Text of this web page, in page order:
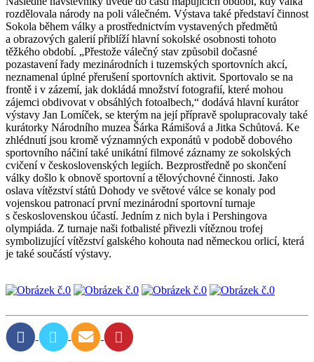
rozdělovala národy na poli válečném. Výstava také představí činnost
Sokola během války a prostřednictvím vystavených předmětů
a obrazových galerií přiblíží hlavní sokolské osobnosti tohoto
těžkého období. „Přestože válečný stav způsobil dočasné
pozastavení řady mezinárodních i tuzemských sportovních akcí,
neznamenal úplné přerušení sportovních aktivit. Sportovalo se na
frontě i v zázemí, jak dokládá množství fotografií, které mohou
zájemci obdivovat v obsáhlých fotoalbech,“ dodává hlavní kurátor
výstavy Jan Lomíček, se kterým na její přípravě spolupracovaly také
kurátorky Národního muzea Šárka Rámišová a Jitka Schůtová. Ke
zhlédnutí jsou kromě významných exponátů v podobě dobového
sportovního náčiní také unikátní filmové záznamy ze sokolských
cvičení v československých legiích. Bezprostředně po skončení
války došlo k obnově sportovní a tělovýchovné činnosti. Jako
oslava vítězství států Dohody ve světové válce se konaly pod
vojenskou patronací první mezinárodní sportovní turnaje
s československou účastí. Jedním z nich byla i Pershingova
olympiáda. Z turnaje naši fotbalisté přivezli vítěznou trofej
symbolizující vítězství galského kohouta nad německou orlicí, která
je také součástí výstavy.